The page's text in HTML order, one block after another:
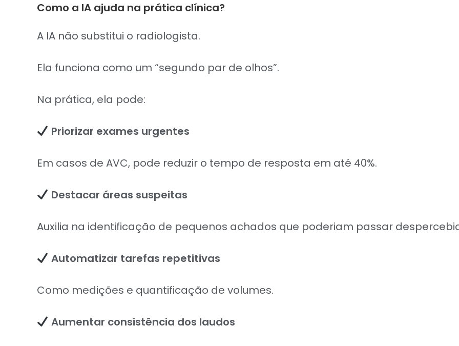
Como a IA ajuda na prática clínica?
A IA não substitui o radiologista.
Ela funciona como um “segundo par de olhos”.
Na prática, ela pode:
Priorizar exames urgentes
Em casos de AVC, pode reduzir o tempo de resposta em até 40%.
Destacar áreas suspeitas
Auxilia na identificação de pequenos achados que poderiam passar
Automatizar tarefas repetitivas
Como medições e quantificação de volumes.
Aumentar consistência dos laudos